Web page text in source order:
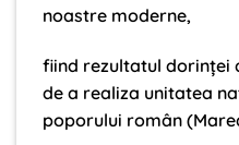
noastre moderne,
fiind rezultatul dorinţei
de a realiza unitatea
poporului român